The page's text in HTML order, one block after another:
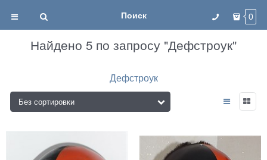
Поиск 0
Найдено 5 по запросу "Дефстроук"
Дефстроук